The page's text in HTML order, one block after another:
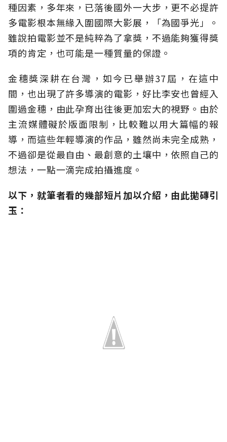
種因素，多年來，已落後國外一大步，更不必提許
多電影根本無緣入圍國際大影展，「為國爭光」。
雖說拍電影並不是純粹為了拿獎，不過能夠獲得獎
項的肯定，也可能是一種質量的保證。
金穗獎深耕在台灣，如今已舉辦37屆，在這中
間，也出現了許多導演的電影，好比李安也曾經入
圍過金穗，由此孕育出往後更加宏大的視野。由於
主流媒體礙於版面限制，比較難以用大篇幅的報
導，而這些年輕導演的作品，雖然尚未完全成熟，
不過卻是從最自由、最創意的土壤中，依照自己的
想法，一點一滴完成拍攝進度。
以下，就筆者看的幾部短片加以介紹，由此拋磚引
玉：